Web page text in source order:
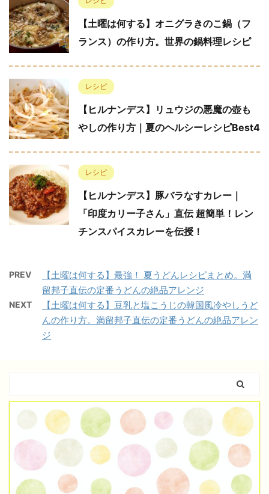
【土曜は何する】オニグラきのこ鍋（フ
ランス）の作り方。世界の鍋料理レシピ
レシピ
【ヒルナンデス】リュウジの悪魔の壺も
やしの作り方｜夏のヘルシーレシピBest4
レシピ
【ヒルナンデス】豚バラなすカレー｜
「印度カリー子さん」直伝 超簡単！レン
チンスパイスカレーを伝授！
PREV
【土曜は何する】最強！ 夏うどんレシピまとめ。満
留邦子直伝の定番うどんの絶品アレンジ
NEXT
【土曜は何する】豆乳と塩こうじの韓国風冷やしうど
んの作り方。満留邦子直伝の定番うどんの絶品アレン
ジ